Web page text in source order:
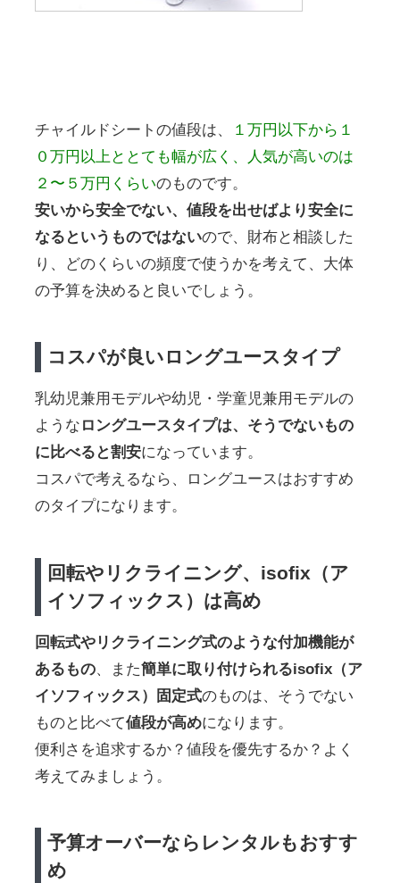
チャイルドシートの値段は、
１万円以下から１
０万円以上ととても幅が広く、人気が高いのは
２〜５万円くらいのものです。
安いから安全でない、値段を出せばより安全に
なるというものではないので、財布と相談した
り、どのくらいの頻度で使うかを考えて、大体
の予算を決めると良いでしょう。
コスパが良いロングユースタイプ
乳幼児兼用モデルや幼児・学童児兼用モデルの
ような ロングユースタイプは、そうでないもの
に比べると割安になっています。
コスパで考えるなら、ロングユースはおすすめ
のタイプになります。
回転やリクライニング、isofix（ア
イソフィックス）は高め
回転式やリクライニング式のような付加機能が
あるもの、また簡単に取り付けられるisofix（ア
イソフィックス）固定式のものは、そうでない
ものと比べて値段が高めになります。
便利さを追求するか？値段を優先するか？よく
考えてみましょう。
予算オーバーならレンタルもおすす
め